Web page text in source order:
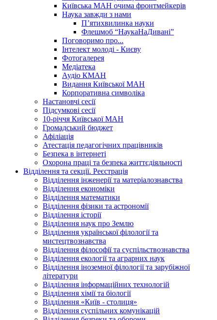
Київська МАН очима фронтмейкерів
Наука завжди з нами
П’ятихвилинка науки
Флешмоб “НаукаНаДивані”
Поговоримо про...
Інтелект молоді - Києву
Фотогалерея
Медіатека
Аудіо КМАН
Видання Київської МАН
Корпоративна символіка
Настановчі сесії
Підсумкові сесії
10-річчя Київської МАН
Громадський бюджет
Афіліація
Атестація педагогічних працівників
Безпека в інтернеті
Охорона праці та безпека життєдіяльності
Відділення та секції. Реєстрація
Відділення інженерії та матеріалознавства
Відділення економіки
Відділення математики
Відділення фізики та астрономії
Відділення історії
Відділення наук про Землю
Відділення української філології та
мистецтвознавства
Відділення філософії та суспільствознавства
Відділення екології та аграрних наук
Відділення іноземної філології та зарубіжної
літератури
Відділення інформаційних технологій
Відділення хімії та біології
Відділення «Київ - столиця»
Відділення суспільних комунікацій